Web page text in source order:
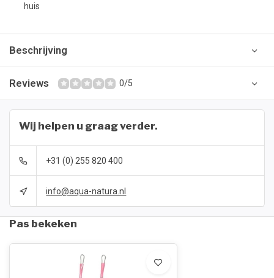
huis
Beschrijving
Reviews 0/5
Wij helpen u graag verder.
+31 (0) 255 820 400
info@aqua-natura.nl
Pas bekeken